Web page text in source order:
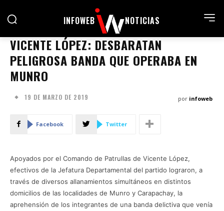
INFOWEB NOTICIAS
VICENTE LÓPEZ: DESBARATAN
PELIGROSA BANDA QUE OPERABA EN
MUNRO
19 DE MARZO DE 2019 por infoweb
Facebook Twitter
Apoyados por el Comando de Patrullas de Vicente López,
efectivos de la Jefatura Departamental del partido lograron, a
través de diversos allanamientos simultáneos en distintos
domicilios de las localidades de Munro y Carapachay, la
aprehensión de los integrantes de una banda delictiva que venía